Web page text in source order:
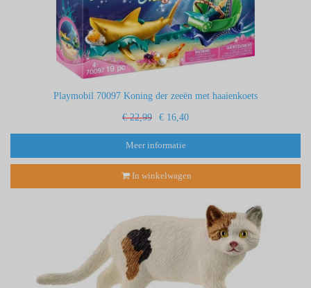
Playmobil 70097 Koning der zeeën met haaienkoets
€ 22,99 € 16,40
Meer informatie
In winkelwagen